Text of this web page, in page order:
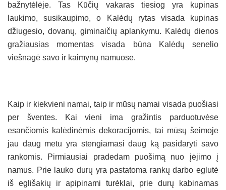
bažnytėlėje. Tas Kūčių vakaras tiesiog yra kupinas
laukimo, susikaupimo, o Kalėdų rytas visada kupinas
džiugesio, dovanų, giminaičių aplankymu. Kalėdų dienos
gražiausias momentas visada būna Kalėdų senelio
viešnagė savo ir kaimynų namuose.
Kaip ir kiekvieni namai, taip ir mūsų namai visada puošiasi
per šventes. Kai vieni ima gražintis parduotuvėse
esančiomis kalėdinėmis dekoracijomis, tai mūsų šeimoje
jau daug metu yra stengiamasi daug ką pasidaryti savo
rankomis. Pirmiausiai pradedam puošimą nuo įėjimo į
namus. Prie lauko durų yra pastatoma rankų darbo eglutė
iš eglišakių ir apipinami turėklai, prie durų kabinamas